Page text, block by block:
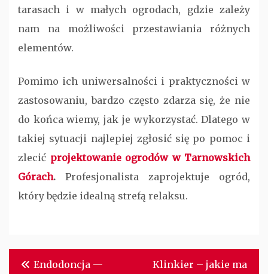
tarasach i w małych ogrodach, gdzie zależy
nam na możliwości przestawiania różnych
elementów.
Pomimo ich uniwersalności i praktyczności w
zastosowaniu, bardzo często zdarza się, że nie
do końca wiemy, jak je wykorzystać. Dlatego w
takiej sytuacji najlepiej zgłosić się po pomoc i
zlecić projektowanie ogrodów w Tarnowskich
Górach. Profesjonalista zaprojektuje ogród,
który będzie idealną strefą relaksu.
Nawigacja
Endodoncja —
Klinkier – jakie ma